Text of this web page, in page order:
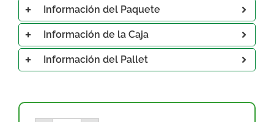
Información del Paquete
Información de la Caja
Información del Pallet